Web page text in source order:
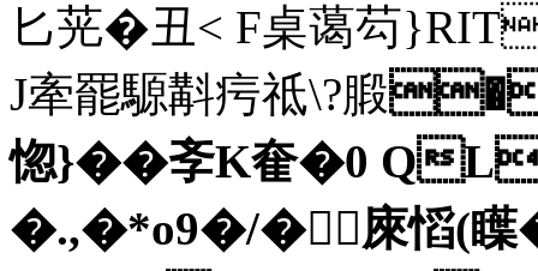
匕茪�丑< F桌蔼芶
J牽罷騵斠疞祗\ ?腶
惚}��斈K奞�0 Q
�.,�*o9�/�庲慆(